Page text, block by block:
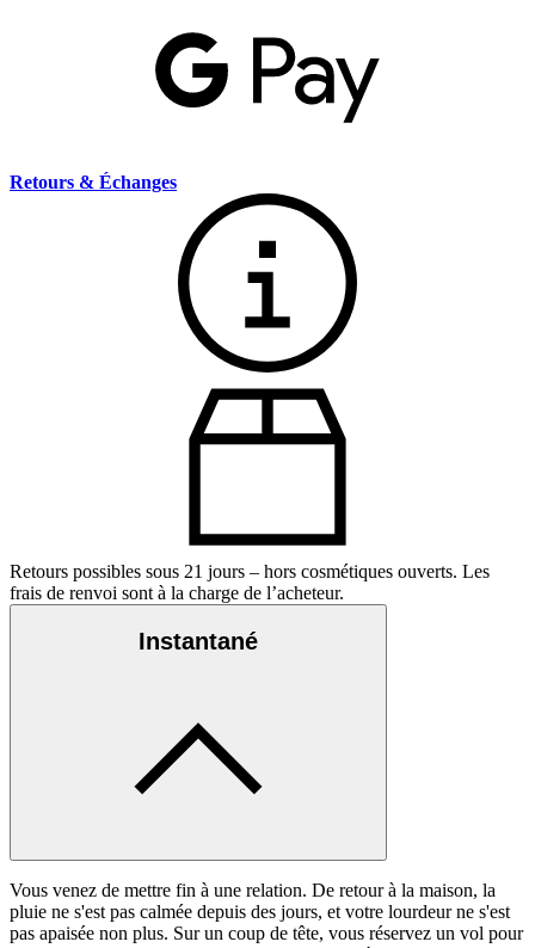
Retours & Échanges
Retours possibles sous 21 jours – hors cosmétiques ouverts. Les
frais de renvoi sont à la charge de l’acheteur.
Instantané
Vous venez de mettre fin à une relation. De retour à la maison, la
pluie ne s'est pas calmée depuis des jours, et votre lourdeur ne s'est
pas apaisée non plus. Sur un coup de tête, vous réservez un vol pour